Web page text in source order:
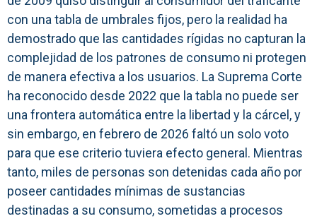
con una tabla de umbrales fijos, pero la realidad ha
demostrado que las cantidades rígidas no capturan la
complejidad de los patrones de consumo ni protegen
de manera efectiva a los usuarios. La Suprema Corte
ha reconocido desde 2022 que la tabla no puede ser
una frontera automática entre la libertad y la cárcel, y
sin embargo, en febrero de 2026 faltó un solo voto
para que ese criterio tuviera efecto general. Mientras
tanto, miles de personas son detenidas cada año por
poseer cantidades mínimas de sustancias
destinadas a su consumo, sometidas a procesos